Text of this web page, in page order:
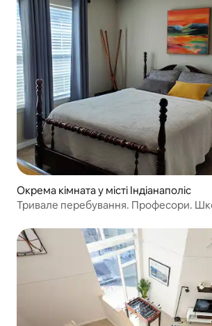
Окрема кімната у місті Індіанаполіс
Тривале перебування. Професори.